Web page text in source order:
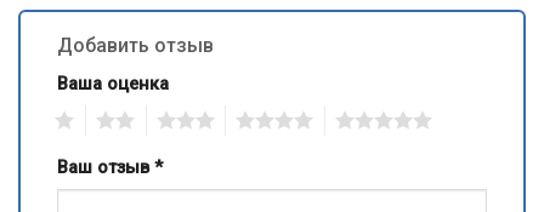
Добавить отзыв
Ваша оценка
Ваш отзыв*